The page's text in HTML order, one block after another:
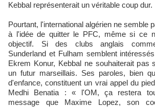
Kebbal représenterait un véritable coup dur.
Pourtant, l'international algérien ne semble
à l'idée de quitter le PFC, même si ce
objectif. Si des clubs anglais
Sunderland et Fulham semblent
Ekrem Konur, Kebbal ne souhaiterait pas
un futur marseillais. Ses paroles, bien
d'enfance, constituent un vrai appel du
Medhi Benatia : « l'OM, ça restera
message que Maxime Lopez, son